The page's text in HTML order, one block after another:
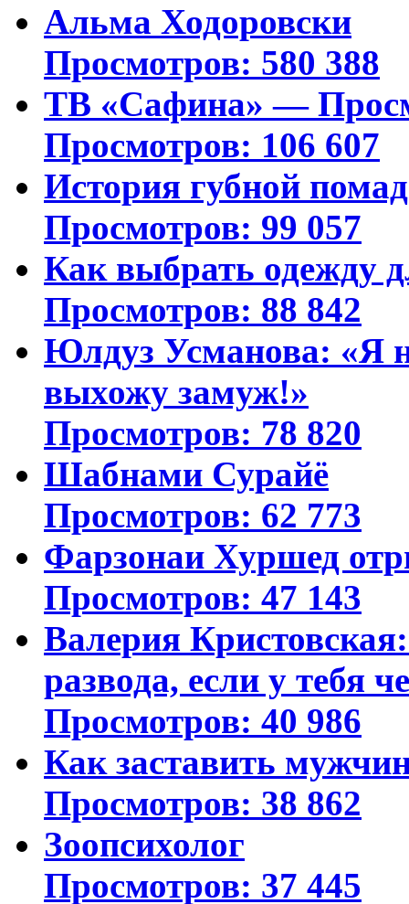
Альма Ходоровски
Просмотров: 580 388
ТВ «Сафина» —
Просмотров: 106 607
История губной
Просмотров: 99 057
Как выбрать одежду
Просмотров: 88 842
Юлдуз Усманова: «Я
выхожу замуж!»
Просмотров: 78 820
Шабнами Сурайё
Просмотров: 62 773
Фарзонаи Хуршед
Просмотров: 47 143
Валерия
развода, если у тебя
Просмотров: 40 986
Как заставить
Просмотров: 38 862
Зоопсихолог
Просмотров: 37 445